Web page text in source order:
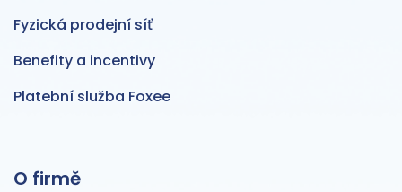
Fyzická prodejní síť
Benefity a incentivy
Platební služba Foxee
O firmě